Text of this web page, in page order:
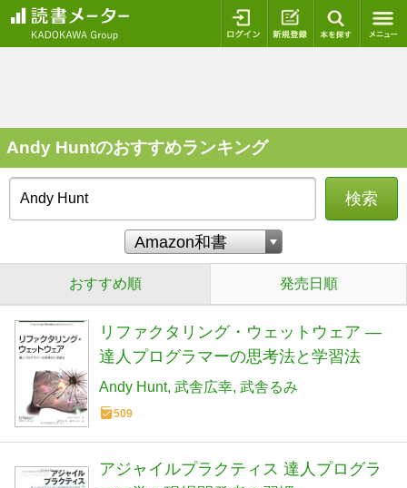
ログイン 新規登録
Andy Huntのおすすめランキング
検索
おすすめ順 発売日順
リファクタリング・ウェットウェア ―
達人プログラマーの思考法と学習法
Andy Hunt 武舎広幸 武舎るみ
509
アジャイルプラクティス 達人プログラ